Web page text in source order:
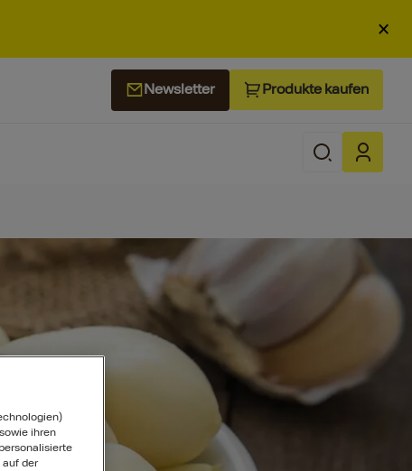
×
Newsletter Produkte kaufen
sowie ihren
auf der